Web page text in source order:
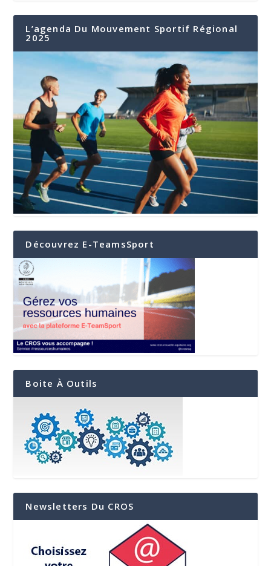
L’agenda Du Mouvement Sportif Régional
2025
Découvrez E-TeamsSport
Boite À Outils
Newsletters Du CROS